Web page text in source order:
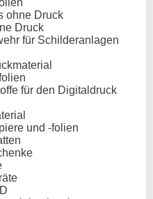
ohne Druck
Druck
für Schilderanlagen
für den Digitaldruck
und -folien